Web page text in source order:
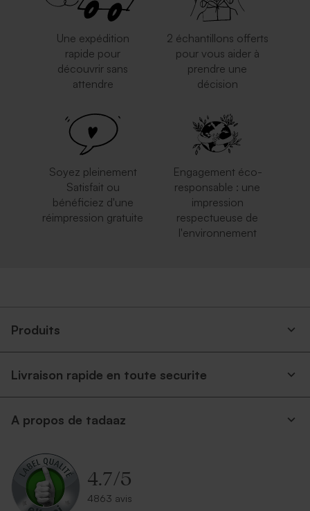
Une expédition
rapide pour
découvrir sans
attendre
2 échantillons offerts
pour vous aider à
prendre une
décision
Soyez pleinement
Satisfait ou
bénéficiez d'une
réimpression gratuite
Engagement éco-
responsable : une
impression
respectueuse de
l'environnement
Produits
Livraison rapide en toute securite
A propos de tadaaz
4.7/5
4863 avis